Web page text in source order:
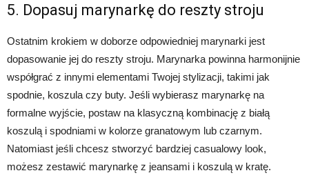
5. Dopasuj marynarkę do reszty stroju
Ostatnim krokiem w doborze odpowiedniej marynarki jest
dopasowanie jej do reszty stroju. Marynarka powinna harmonijnie
współgrać z innymi elementami Twojej stylizacji, takimi jak
spodnie, koszula czy buty. Jeśli wybierasz marynarkę na
formalne wyjście, postaw na klasyczną kombinację z białą
koszulą i spodniami w kolorze granatowym lub czarnym.
Natomiast jeśli chcesz stworzyć bardziej casualowy look,
możesz zestawić marynarkę z jeansami i koszulą w kratę.